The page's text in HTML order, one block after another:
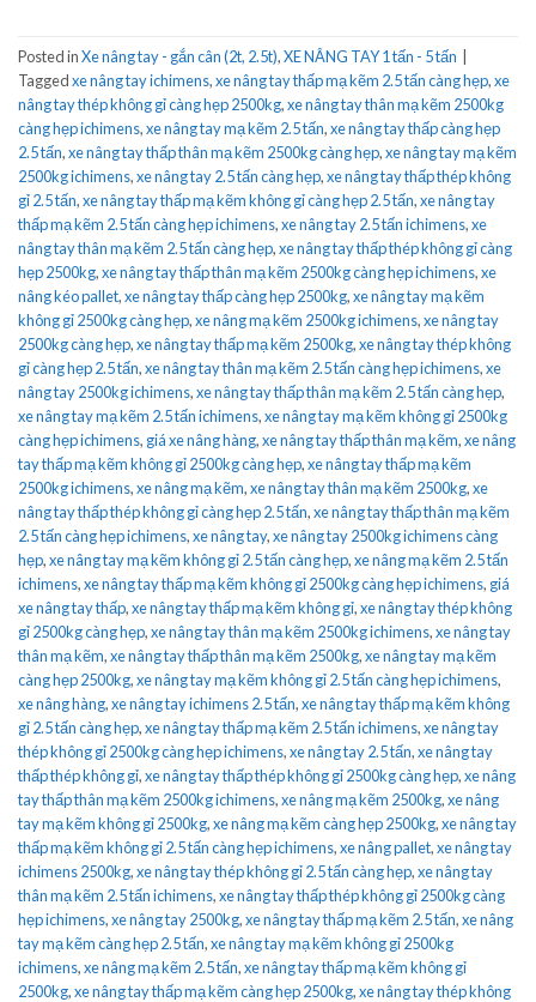
Posted inXe nâng tay - gắn cân (2t, 2.5t),XE NÂNG TAY 1 tấn - 5 tấn
Taggedxe nâng tay ichimens,xe nâng tay thấp mạ kẽm 2.5 tấn càng hẹp,xe
nâng tay thép không gỉ càng hẹp 2500kg,xe nâng tay thân mạ kẽm 2500kg
càng hẹp ichimens,xe nâng tay mạ kẽm 2.5 tấn,xe nâng tay thấp càng hẹp
2.5 tấn,xe nâng tay thấp thân mạ kẽm 2500kg càng hẹp,xe nâng tay mạ kẽm
2500kg ichimens,xe nâng tay 2.5 tấn càng hẹp,xe nâng tay thấp thép không
gỉ 2.5 tấn,xe nâng tay thấp mạ kẽm không gỉ càng hẹp 2.5 tấn,xe nâng tay
thấp mạ kẽm 2.5 tấn càng hẹp ichimens,xe nâng tay 2.5 tấn ichimens,xe
nâng tay thân mạ kẽm 2.5 tấn càng hẹp,xe nâng tay thấp thép không gỉ càng
hẹp 2500kg,xe nâng tay thấp thân mạ kẽm 2500kg càng hẹp ichimens,xe
nâng kéo pallet,xe nâng tay thấp càng hẹp 2500kg,xe nâng tay mạ kẽm
không gỉ 2500kg càng hẹp,xe nâng mạ kẽm 2500kg ichimens,xe nâng tay
2500kg càng hẹp,xe nâng tay thấp mạ kẽm 2500kg,xe nâng tay thép không
gỉ càng hẹp 2.5 tấn,xe nâng tay thân mạ kẽm 2.5 tấn càng hẹp ichimens,xe
nâng tay 2500kg ichimens,xe nâng tay thấp thân mạ kẽm 2.5 tấn càng hẹp,
xe nâng tay mạ kẽm 2.5 tấn ichimens,xe nâng tay mạ kẽm không gỉ 2500kg
càng hẹp ichimens, giá xe nâng hàng,xe nâng tay thấp thân mạ kẽm,xe nâng
tay thấp mạ kẽm không gỉ 2500kg càng hẹp,xe nâng tay thấp mạ kẽm
2500kg ichimens,xe nâng mạ kẽm,xe nâng tay thân mạ kẽm 2500kg,xe
nâng tay thấp thép không gỉ càng hẹp 2.5 tấn,xe nâng tay thấp thân mạ kẽm
2.5 tấn càng hẹp ichimens,xe nâng tay,xe nâng tay 2500kg ichimens càng
hẹp,xe nâng tay mạ kẽm không gỉ 2.5 tấn càng hẹp,xe nâng mạ kẽm 2.5 tấn
ichimens,xe nâng tay thấp mạ kẽm không gỉ 2500kg càng hẹp ichimens, giá
xe nâng tay thấp,xe nâng tay thấp mạ kẽm không gỉ,xe nâng tay thép không
gỉ 2500kg càng hẹp,xe nâng tay thân mạ kẽm 2500kg ichimens,xe nâng tay
thân mạ kẽm,xe nâng tay thấp thân mạ kẽm 2500kg,xe nâng tay mạ kẽm
càng hẹp 2500kg,xe nâng tay mạ kẽm không gỉ 2.5 tấn càng hẹp ichimens,
xe nâng hàng,xe nâng tay ichimens 2.5 tấn,xe nâng tay thấp mạ kẽm không
gỉ 2.5 tấn càng hẹp,xe nâng tay thấp mạ kẽm 2.5 tấn ichimens,xe nâng tay
thép không gỉ 2500kg càng hẹp ichimens,xe nâng tay 2.5 tấn,xe nâng tay
thấp thép không gỉ,xe nâng tay thấp thép không gỉ 2500kg càng hẹp,xe nâng
tay thấp thân mạ kẽm 2500kg ichimens,xe nâng mạ kẽm 2500kg,xe nâng
tay mạ kẽm không gỉ 2500kg,xe nâng mạ kẽm càng hẹp 2500kg,xe nâng tay
thấp mạ kẽm không gỉ 2.5 tấn càng hẹp ichimens,xe nâng pallet,xe nâng tay
ichimens 2500kg,xe nâng tay thép không gỉ 2.5 tấn càng hẹp,xe nâng tay
thân mạ kẽm 2.5 tấn ichimens,xe nâng tay thấp thép không gỉ 2500kg càng
hẹp ichimens,xe nâng tay 2500kg,xe nâng tay thấp mạ kẽm 2.5 tấn,xe nâng
tay mạ kẽm càng hẹp 2.5 tấn,xe nâng tay mạ kẽm không gỉ 2500kg
ichimens,xe nâng mạ kẽm 2.5 tấn,xe nâng tay thấp mạ kẽm không gỉ
2500kg,xe nâng tay thấp mạ kẽm càng hẹp 2500kg,xe nâng tay thép không